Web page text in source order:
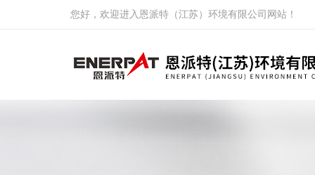
您好，欢迎进入恩派特（江苏）环境有限公司网站！